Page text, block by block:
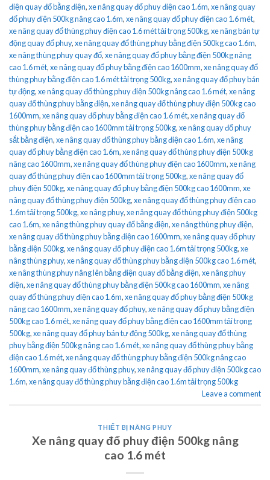
điện quay đổ bằng điện,xe nâng quay đổ phuy điện cao 1.6m,xe nâng quay
đổ phuy điện 500kg nâng cao 1.6m,xe nâng quay đổ phuy điện cao 1.6 mét,
xe nâng quay đổ thùng phuy điện cao 1.6 mét tải trọng 500kg,xe nâng bán tự
động quay đổ phuy,xe nâng quay đổ thùng phuy bằng điện 500kg cao 1.6m,
xe nâng thùng phuy quay đổ,xe nâng quay đổ phuy bằng điện 500kg nâng
cao 1.6 mét,xe nâng quay đổ phuy bằng điện cao 1600mm,xe nâng quay đổ
thùng phuy bằng điện cao 1.6 mét tải trọng 500kg,xe nâng quay đổ phuy bán
tự động,xe nâng quay đổ thùng phuy điện 500kg nâng cao 1.6 mét,xe nâng
quay đổ thùng phuy bằng điện,xe nâng quay đổ thùng phuy điện 500kg cao
1600mm,xe nâng quay đổ phuy bằng điện cao 1.6 mét,xe nâng quay đổ
thùng phuy bằng điện cao 1600mm tải trọng 500kg,xe nâng quay đổ phuy
sắt bằng điện,xe nâng quay đổ thùng phuy bằng điện cao 1.6m,xe nâng
quay đổ phuy bằng điện cao 1.6m,xe nâng quay đổ thùng phuy điện 500kg
nâng cao 1600mm,xe nâng quay đổ thùng phuy điện cao 1600mm,xe nâng
quay đổ thùng phuy điện cao 1600mm tải trọng 500kg,xe nâng quay đổ
phuy điện 500kg,xe nâng quay đổ phuy bằng điện 500kg cao 1600mm,xe
nâng quay đổ thùng phuy điện 500kg,xe nâng quay đổ thùng phuy điện cao
1.6m tải trọng 500kg,xe nâng phuy,xe nâng quay đổ thùng phuy điện 500kg
cao 1.6m,xe nâng thùng phuy quay đổ bằng điện,xe nâng thùng phuy điện,
xe nâng quay đổ thùng phuy bằng điện cao 1600mm,xe nâng quay đổ phuy
bằng điện 500kg,xe nâng quay đổ phuy điện cao 1.6m tải trọng 500kg,xe
nâng thùng phuy,xe nâng quay đổ thùng phuy bằng điện 500kg cao 1.6 mét,
xe nâng thùng phuy nâng lên bằng điện quay đổ bằng điện,xe nâng phuy
điện,xe nâng quay đổ thùng phuy bằng điện 500kg cao 1600mm,xe nâng
quay đổ thùng phuy điện cao 1.6m,xe nâng quay đổ phuy bằng điện 500kg
nâng cao 1600mm,xe nâng quay đổ phuy,xe nâng quay đổ phuy bằng điện
500kg cao 1.6 mét,xe nâng quay đổ phuy bằng điện cao 1600mm tải trọng
500kg,xe nâng quay đổ phuy bán tự động 500kg,xe nâng quay đổ thùng
phuy bằng điện 500kg nâng cao 1.6 mét,xe nâng quay đổ thùng phuy bằng
điện cao 1.6 mét,xe nâng quay đổ thùng phuy bằng điện 500kg nâng cao
1600mm,xe nâng quay đổ thùng phuy,xe nâng quay đổ phuy điện 500kg cao
1.6m,xe nâng quay đổ thùng phuy bằng điện cao 1.6m tải trọng 500kg
Leave a comment
THIẾT BỊ NÂNG PHUY
Xe nâng quay đổ phuy điện 500kg nâng
cao 1.6 mét